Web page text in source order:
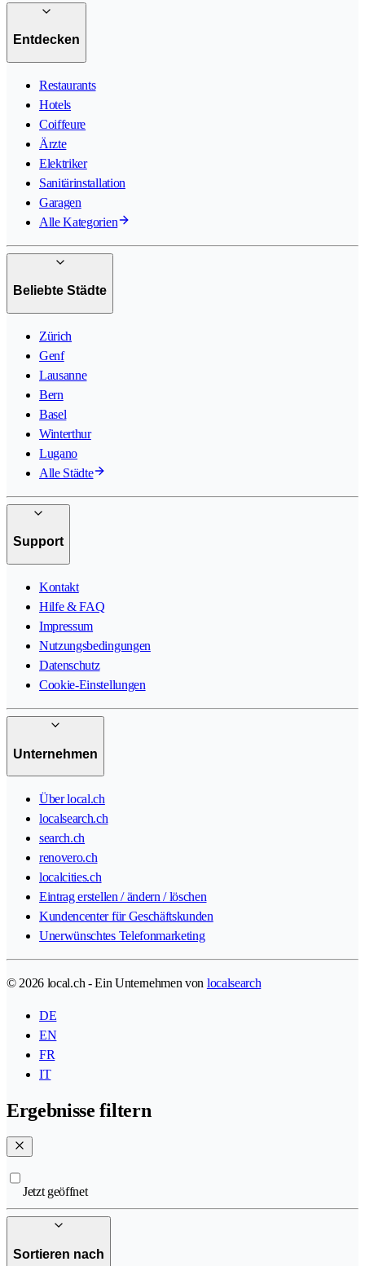
Entdecken
Restaurants
Hotels
Coiffeure
Ärzte
Elektriker
Sanitärinstallation
Garagen
Alle Kategorien
Beliebte Städte
Zürich
Genf
Lausanne
Bern
Basel
Winterthur
Lugano
Alle Städte
Support
Kontakt
Hilfe & FAQ
Impressum
Nutzungsbedingungen
Datenschutz
Cookie-Einstellungen
Unternehmen
Über local.ch
localsearch.ch
search.ch
renovero.ch
localcities.ch
Eintrag erstellen / ändern / löschen
Kundencenter für Geschäftskunden
Unerwünschtes Telefonmarketing
© 2026 local.ch - Ein Unternehmen von localsearch
DE
EN
FR
IT
Ergebnisse filtern
Jetzt geöffnet
Sortieren nach